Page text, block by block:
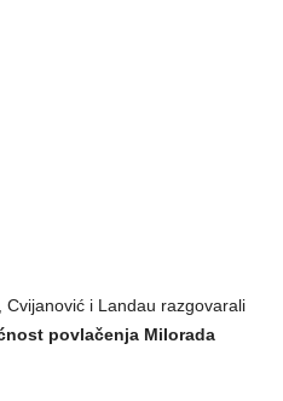
Cvijanović i Landau razgovarali
povlačenja Milorada